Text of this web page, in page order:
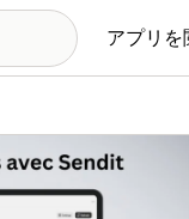
アプリを